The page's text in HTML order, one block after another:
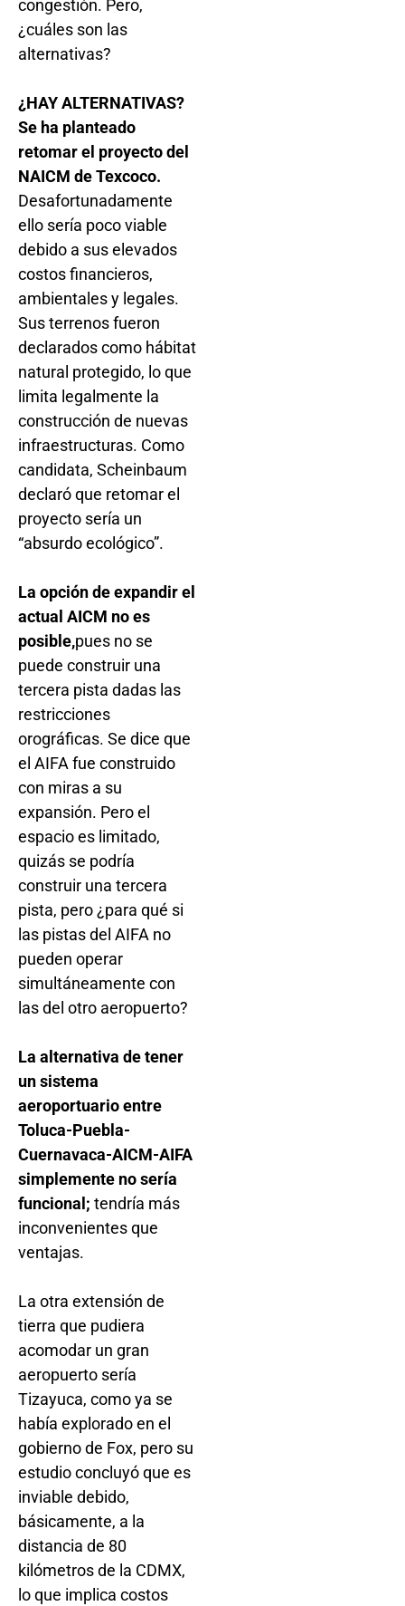
congestión. Pero,
¿cuáles son las
alternativas?
¿HAY ALTERNATIVAS?
Se ha planteado
retomar el proyecto del
NAICM de Texcoco.
Desafortunadamente
ello sería poco viable
debido a sus elevados
costos financieros,
ambientales y legales.
Sus terrenos fueron
declarados como hábitat
natural protegido, lo que
limita legalmente la
construcción de nuevas
infraestructuras. Como
candidata, Scheinbaum
declaró que retomar el
proyecto sería un
“absurdo ecológico”.
La opción de expandir el
actual AICM no es
posible,pues no se
puede construir una
tercera pista dadas las
restricciones
orográficas. Se dice que
el AIFA fue construido
con miras a su
expansión. Pero el
espacio es limitado,
quizás se podría
construir una tercera
pista, pero ¿para qué si
las pistas del AIFA no
pueden operar
simultáneamente con
las del otro aeropuerto?
La alternativa de tener
un sistema
aeroportuario entre
Toluca-Puebla-
Cuernavaca-AICM-AIFA
simplemente no sería
funcional; tendría más
inconvenientes que
ventajas.
La otra extensión de
tierra que pudiera
acomodar un gran
aeropuerto sería
Tizayuca, como ya se
había explorado en el
gobierno de Fox, pero su
estudio concluyó que es
inviable debido,
básicamente, a la
distancia de 80
kilómetros de la CDMX,
lo que implica costos